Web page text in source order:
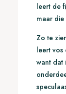
leert de
maar
Zo te
leert vos
want dat